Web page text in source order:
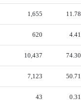
1,655 11.78
620 4.41
10,437 74.30
7,123 50.71
43 0.31